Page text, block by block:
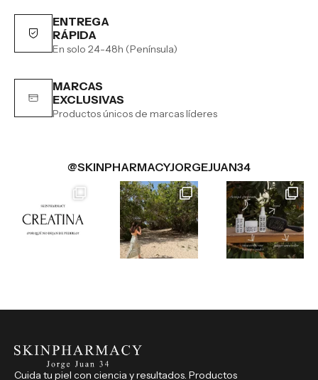
ENTREGA
RÁPIDA
En solo 24-48h (Península)
MARCAS
EXCLUSIVAS
Productos únicos de marcas líderes
@SKINPHARMACYJORGEJUAN34
Cuida tu piel con ciencia y resultados. Productos